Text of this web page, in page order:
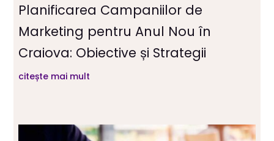
Planificarea Campaniilor de
Marketing pentru Anul Nou în
Craiova: Obiective și Strategii
citește mai mult